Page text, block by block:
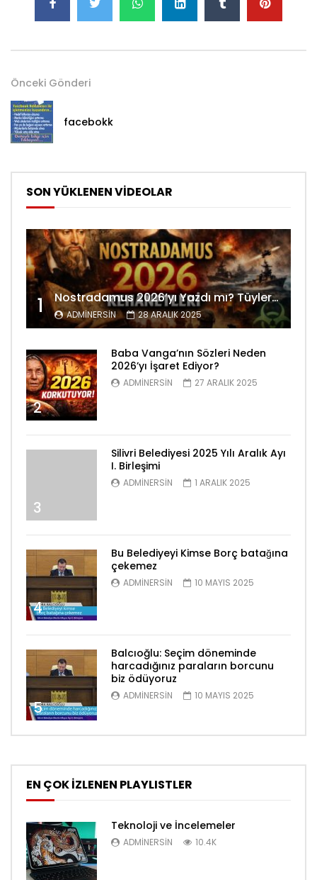
Önceki Gönderi
facebokk
SON YÜKLENEN VİDEOLAR
1 Nostradamus 2026’yı Yazdı mı? Tüyler Ürperten Kehanetler
ADMINERSIN 28 ARALIK 2025
2
Baba Vanga’nın Sözleri Neden
2026’yı İşaret Ediyor?
ADMINERSIN 27 ARALIK 2025
3
Silivri Belediyesi 2025 Yılı Aralık Ayı
I. Birleşimi
ADMINERSIN 1 ARALIK 2025
4
Bu Belediyeyi Kimse Borç batağına
çekemez
ADMINERSIN 10 MAYIS 2025
5
Balcıoğlu: Seçim döneminde
harcadığınız paraların borcunu
biz ödüyoruz
ADMINERSIN 10 MAYIS 2025
EN ÇOK İZLENEN PLAYLISTLER
Teknoloji ve İncelemeler
ADMINERSIN 10.4K